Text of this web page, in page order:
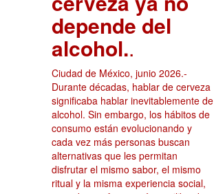
depende del
alcohol..
Ciudad de México, junio 2026.-
Durante décadas, hablar de cerveza
significaba hablar inevitablemente de
alcohol. Sin embargo, los hábitos de
consumo están evolucionando y
cada vez más personas buscan
alternativas que les permitan
disfrutar el mismo sabor, el mismo
ritual y la misma experiencia social,